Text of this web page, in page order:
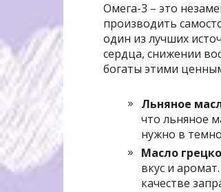
Омега-3 – это
производить
один из лучших
сердца, снижении
богаты этими
Льняное
что льняное
нужно в
Масло
вкус и
качестве